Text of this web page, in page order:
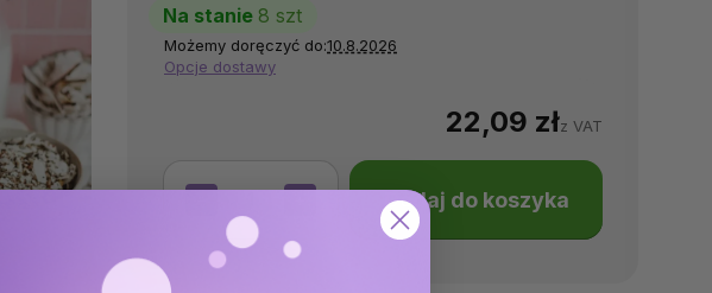
Na stanie 8 szt
Możemy doręczyć do:10.8.2026
Opcje dostawy
22,09 złz VAT
Dodaj do koszyka